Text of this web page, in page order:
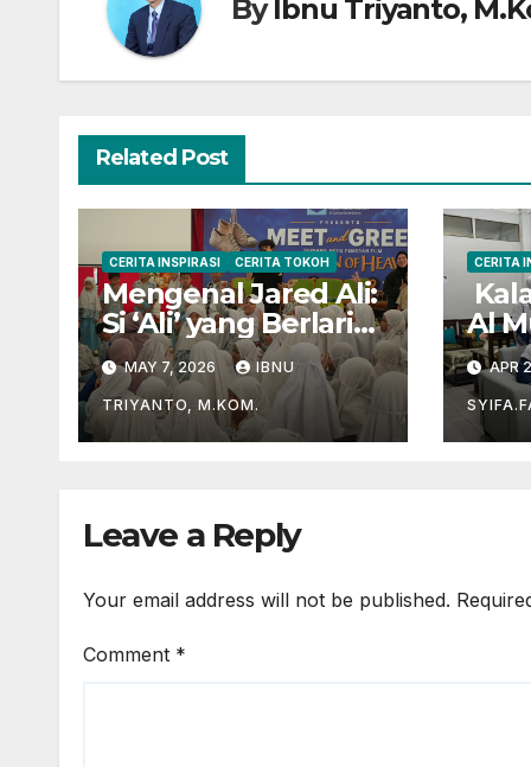
ByIbnu Triyanto,
Related Post
CERITA INSPIRASI CERITA TOKOH
Mengenal Jared Ali:
Si ‘Ali’ yang Berlari
Mengejar Prestasi
di Dunia Film dan
Akademik
MAY 7, 2026 IBNU
TRIYANTO, M.KOM.
CERITA
Al
Al-APR
Leave a Reply
Your email address will not be published.
Comment *